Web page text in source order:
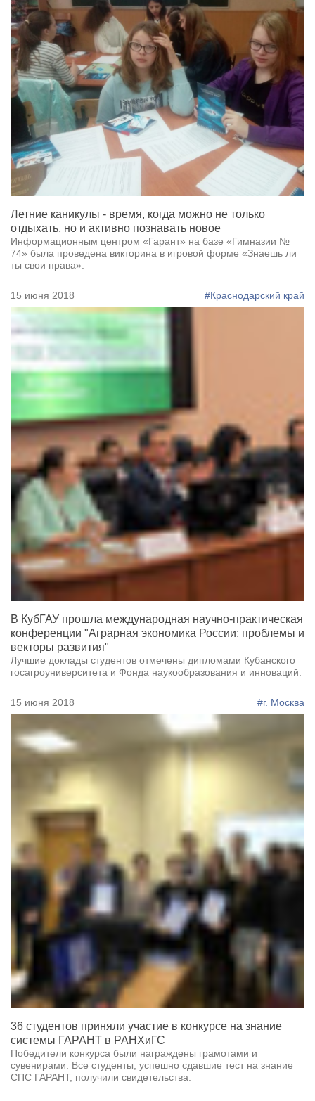
Летние каникулы - время, когда можно не только
отдыхать, но и активно познавать новое
Информационным центром «Гарант» на базе «Гимназии №
74» была проведена викторина в игровой форме «Знаешь ли
ты свои права».
15 июня 2018 #Краснодарский край
В КубГАУ прошла международная научно-практическая
конференции "Аграрная экономика России: проблемы и
векторы развития"
Лучшие доклады студентов отмечены дипломами Кубанского
госагроуниверситета и Фонда наукообразования и инноваций.
15 июня 2018 #г. Москва
36 студентов приняли участие в конкурсе на знание
системы ГАРАНТ в РАНХиГС
Победители конкурса были награждены грамотами и
сувенирами. Все студенты, успешно сдавшие тест на знание
СПС ГАРАНТ, получили свидетельства.